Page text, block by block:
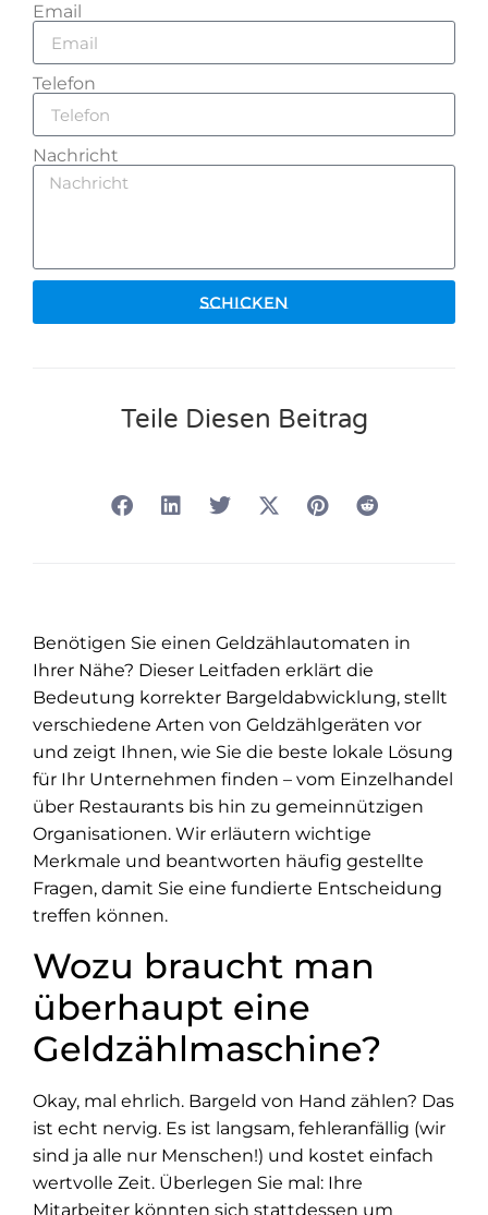
Teile Diesen Beitrag
Benötigen Sie einen Geldzählautomaten in
Ihrer Nähe? Dieser Leitfaden erklärt die
Bedeutung korrekter Bargeldabwicklung, stellt
verschiedene Arten von Geldzählgeräten vor
und zeigt Ihnen, wie Sie die beste lokale Lösung
für Ihr Unternehmen finden – vom Einzelhandel
über Restaurants bis hin zu gemeinnützigen
Organisationen. Wir erläutern wichtige
Merkmale und beantworten häufig gestellte
Fragen, damit Sie eine fundierte Entscheidung
treffen können.
Wozu braucht man
überhaupt eine
Geldzählmaschine?
Okay, mal ehrlich. Bargeld von Hand zählen? Das
ist echt nervig. Es ist langsam, fehleranfällig (wir
sind ja alle nur Menschen!) und kostet einfach
wertvolle Zeit. Überlegen Sie mal: Ihre
Mitarbeiter könnten sich stattdessen um
Email
Telefon
Nachricht
Schicken